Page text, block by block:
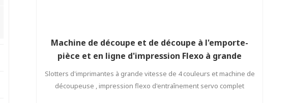
Machine de découpe et de découpe à l'emporte-
pièce et en ligne d'impression Flexo à grande
vitesse
Slotters d'imprimantes à grande vitesse de 4 couleurs et machine de
découpeuse , impression flexo d'entraînement servo complet